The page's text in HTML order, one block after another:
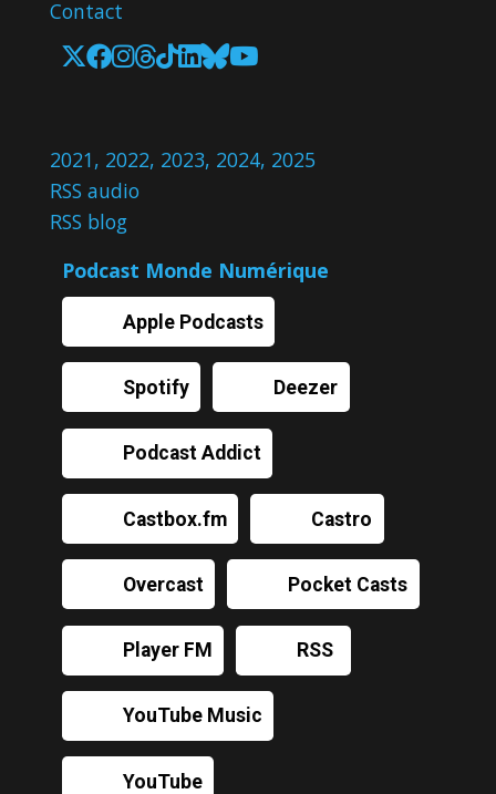
Contact
2021, 2022, 2023, 2024, 2025
RSS audio
RSS blog
Podcast Monde Numérique
Apple Podcasts
Spotify Deezer
Podcast Addict
Castbox.fm Castro
Overcast Pocket Casts
Player FM RSS
YouTube Music
YouTube